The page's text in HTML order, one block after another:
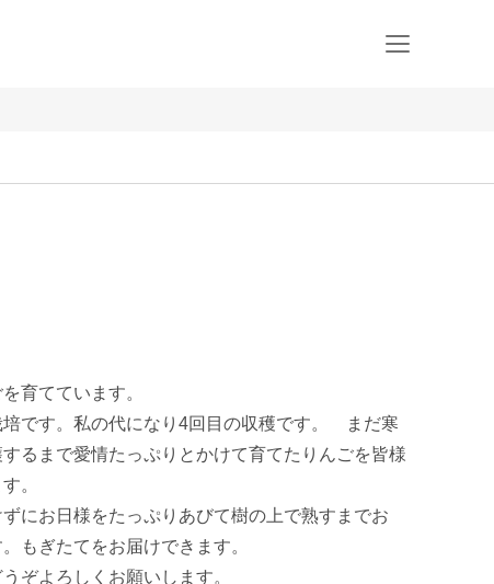
育てています。
です。私の代になり4回目の収穫です。　まだ寒
るまで愛情たっぷりとかけて育てたりんごを皆様
。
にお日様をたっぷりあびて樹の上で熟すまでお
もぎたてをお届けできます。
ぞよろしくお願いします。